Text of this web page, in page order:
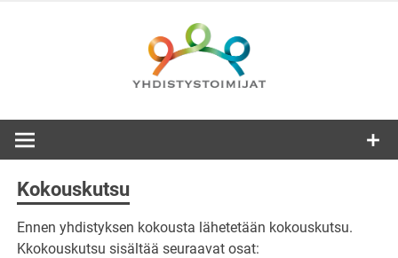
Kokouskutsu
Ennen yhdistyksen kokousta lähetetään kokouskutsu.
Kkokouskutsu sisältää seuraavat osat: